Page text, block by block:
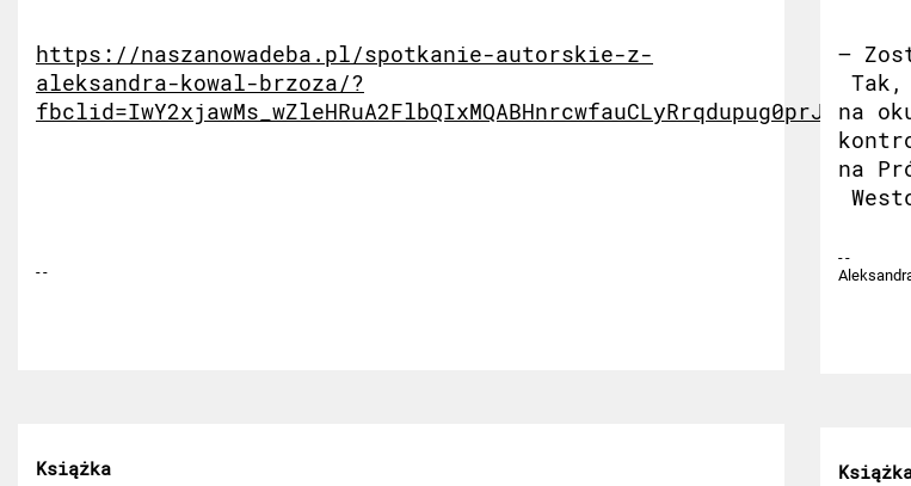
https://naszanowadeba.pl/spotkanie-autorskie-z-
aleksandra-kowal-brzoza/?
Książka
–
na
na